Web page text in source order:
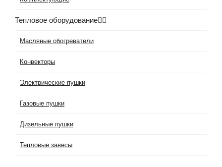
Тепловое оборудование
Масляные обогреватели
Конвекторы
Электрические пушки
Газовые пушки
Дизельные пушки
Тепловые завесы